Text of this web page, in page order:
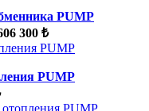
PUMP
300 ₺
PUMP